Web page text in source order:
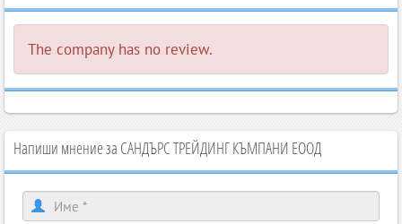
The company has no review.
Напиши мнение за САНДЪРС ТРЕЙДИНГ КЪМПАНИ ЕООД